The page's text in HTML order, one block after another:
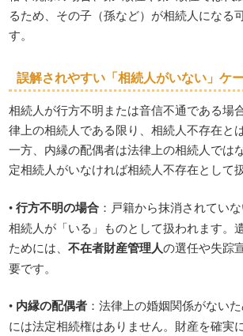
るため、その子（孫など）が相続人になる
す。
誤解されやすい「相続人がいない」ケ
相続人が行方不明または音信不通である場
律上の相続人である限り、相続人不存在と
一方、内縁の配偶者は法律上の相続人では
定相続人がいなければ相続人不存在として
•行方不明の場合 ：戸籍から抹消されてい
相続人が「いる」ものとして扱われます。
ためには、不在者財産管理人の選任や失踪
要です。
• 内縁の配偶者 ：法律上の婚姻関係がない
には法定相続権はありません。財産を確実